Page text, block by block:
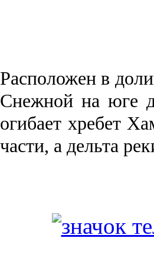
Рас­положен в
Снежной на юге
огибает хребет
части, а дельта